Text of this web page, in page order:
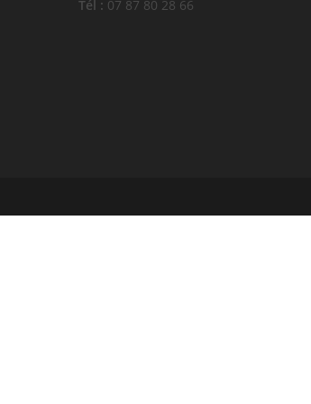
Tél : 07 87 80 28 66